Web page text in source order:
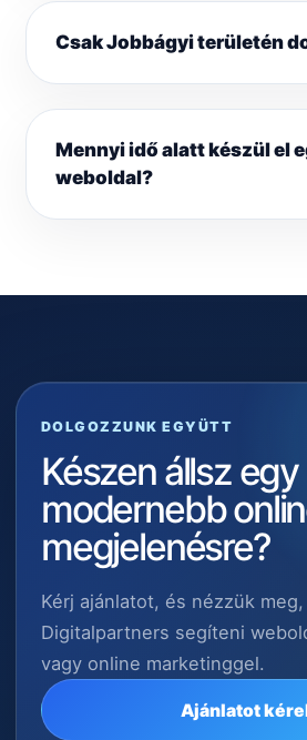
Csak Jobbágyi területén
Mennyi idő alatt készül el
weboldal?
DOLGOZZUNK EGYÜTT
Készen állsz egy
modernebb
megjelenésre?
Kérj ajánlatot, és nézzük
Digitalpartners segíteni
vagy online marketinggel.
Ajánlatot